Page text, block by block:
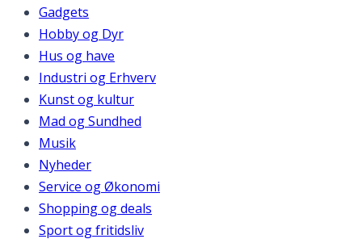
Gadgets
Hobby og Dyr
Hus og have
Industri og Erhverv
Kunst og kultur
Mad og Sundhed
Musik
Nyheder
Service og Økonomi
Shopping og deals
Sport og fritidsliv